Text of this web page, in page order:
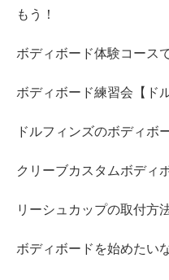
もう！
ボディボード体験コース
ボディボード練習会【ド
ドルフィンズのボディボ
クリーブカスタムボディ
リーシュカップの取付方
ボディボードを始めたい